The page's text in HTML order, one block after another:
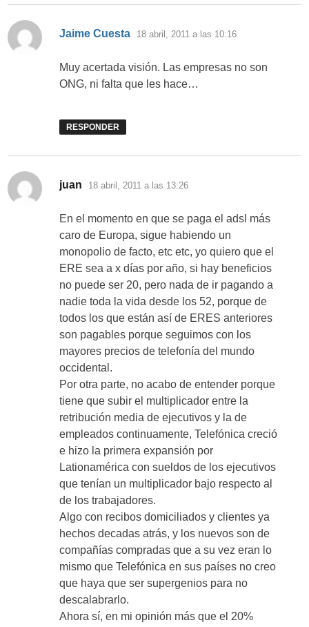
Jaime Cuesta dice:
18 abril, 2011 a las 10:16
Muy acertada visión. Las empresas no son
ONG, ni falta que les hace…
RESPONDER
juan dice:
18 abril, 2011 a las 13:26
En el momento en que se paga el adsl más
caro de Europa, sigue habiendo un
monopolio de facto, etc etc, yo quiero que el
ERE sea a x días por año, si hay beneficios
no puede ser 20, pero nada de ir pagando a
nadie toda la vida desde los 52, porque de
todos los que están así de ERES anteriores
son pagables porque seguimos con los
mayores precios de telefonía del mundo
occidental.
Por otra parte, no acabo de entender porque
tiene que subir el multiplicador entre la
retribución media de ejecutivos y la de
empleados continuamente, Telefónica creció
e hizo la primera expansión por
Lationamérica con sueldos de los ejecutivos
que tenían un multiplicador bajo respecto al
de los trabajadores.
Algo con recibos domiciliados y clientes ya
hechos decadas atrás, y los nuevos son de
compañías compradas que a su vez eran lo
mismo que Telefónica en sus países no creo
que haya que ser supergenios para no
descalabrarlo.
Ahora sí, en mi opinión más que el 20%